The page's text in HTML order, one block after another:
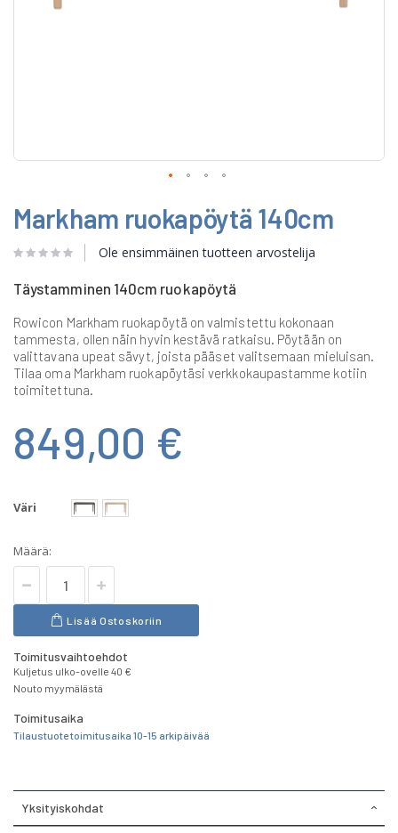
to
the
beginning
of
images
Markham ruokapöytä 140cm
Ole ensimmäinen tuotteen arvostelija
Täystamminen 140cm ruokapöytä
Rowicon Markham ruokapöytä on valmistettu kokonaan
tammesta, ollen näin hyvin kestävä ratkaisu. Pöytään on
valittavana upeat sävyt, joista pääset valitsemaan mieluisan.
Tilaa oma Markham ruokapöytäsi verkkokaupastamme kotiin
toimitettuna.
849,00 €
Väri
Määrä:
Lisää Ostoskoriin
Toimitusvaihtoehdot
Kuljetus ulko-ovelle 40 €
Nouto myymälästä
Toimitusaika
Tilaustuote toimitusaika 10-15 arkipäivää
Yksityiskohdat